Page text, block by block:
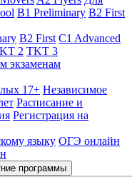
B1 Preliminary B2 First
B2 First C1 Advanced
2 TKT 3
экзаменам
17+ Независимое
Расписание и
Регистрация на
языку ОГЭ онлайн
программы